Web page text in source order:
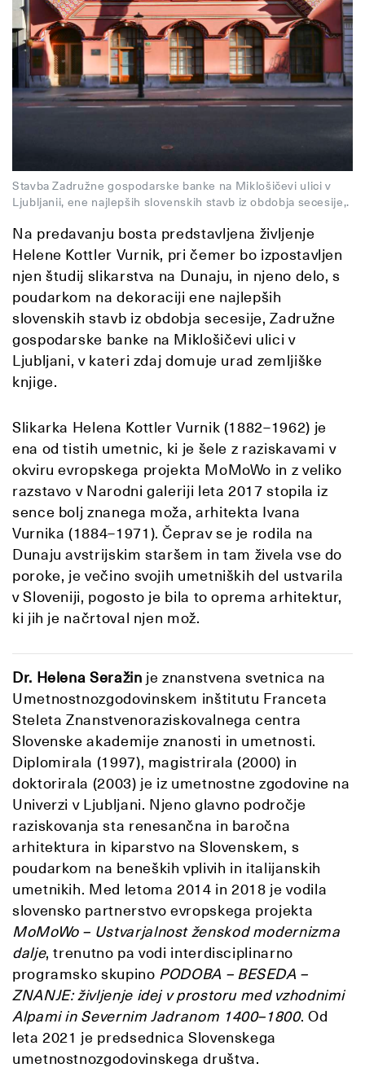
Stavba Zadružne gospodarske banke na Miklošičevi ulici v
Ljubljanii, ene najlepših slovenskih stavb iz obdobja secesije,.
Na predavanju bosta predstavljena življenje
Helene Kottler Vurnik, pri čemer bo izpostavljen
njen študij slikarstva na Dunaju, in njeno delo, s
poudarkom na dekoraciji ene najlepših
slovenskih stavb iz obdobja secesije, Zadružne
gospodarske banke na Miklošičevi ulici v
Ljubljani, v kateri zdaj domuje urad zemljiške
knjige.
Slikarka Helena Kottler Vurnik (1882–1962) je
ena od tistih umetnic, ki je šele z raziskavami v
okviru evropskega projekta MoMoWo in z veliko
razstavo v Narodni galeriji leta 2017 stopila iz
sence bolj znanega moža, arhitekta Ivana
Vurnika (1884–1971). Čeprav se je rodila na
Dunaju avstrijskim staršem in tam živela vse do
poroke, je večino svojih umetniških del ustvarila
v Sloveniji, pogosto je bila to oprema arhitektur,
ki jih je načrtoval njen mož.
Dr. Helena Seražin je znanstvena svetnica na
Umetnostnozgodovinskem inštitutu Franceta
Steleta Znanstvenoraziskovalnega centra
Slovenske akademije znanosti in umetnosti.
Diplomirala (1997), magistrirala (2000) in
doktorirala (2003) je iz umetnostne zgodovine na
Univerzi v Ljubljani. Njeno glavno področje
raziskovanja sta renesančna in baročna
arhitektura in kiparstvo na Slovenskem, s
poudarkom na beneških vplivih in italijanskih
umetnikih. Med letoma 2014 in 2018 je vodila
slovensko partnerstvo evropskega projekta
MoMoWo – Ustvarjalnost ženskod modernizma
dalje, trenutno pa vodi interdisciplinarno
programsko skupino PODOBA – BESEDA –
ZNANJE: življenje idej v prostoru med vzhodnimi
Alpami in Severnim Jadranom 1400–1800. Od
leta 2021 je predsednica Slovenskega
umetnostnozgodovinskega društva.